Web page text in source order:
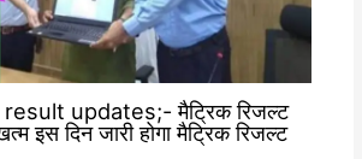
updates;- मैट्रिक रिजल्ट
इस दिन जारी होगा मैट्रिक रिजल्ट